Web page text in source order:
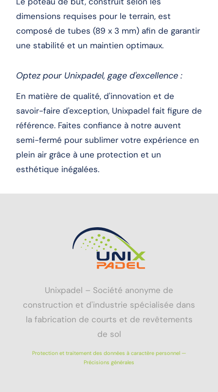
dimensions requises pour le terrain, est
composé de tubes (89 x 3 mm) afin de garantir
une stabilité et un maintien optimaux.
Optez pour Unixpadel, gage d'excellence :
En matière de qualité, d'innovation et de
savoir-faire d'exception, Unixpadel fait figure de
référence. Faites confiance à notre auvent
semi-fermé pour sublimer votre expérience en
plein air grâce à une protection et un
esthétique inégalées.
Unixpadel – Société anonyme de
construction et d'industrie spécialisée dans
la fabrication de courts et de revêtements
de sol
Protection et traitement des données à caractère personnel —
Précisions générales